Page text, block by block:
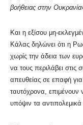
βοήθειας στην Ουκρανία
Και η εξίσου μη-
Κάλας δηλώνει ότι η
χωρίς την άδεια των
να τους περιλάβει στις
απευθείας σε επαφή
ταυτόχρονα, επιμένουν
υπόψιν τα